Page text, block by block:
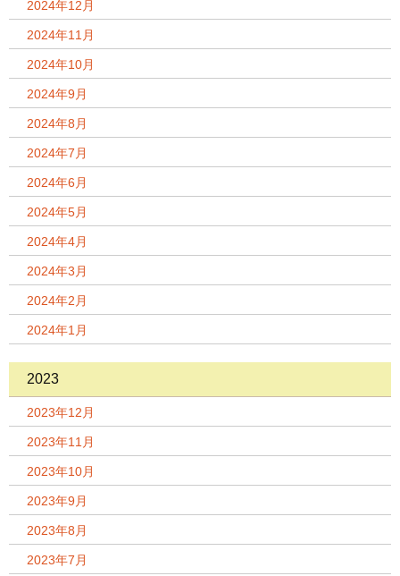
2024年12月
2024年11月
2024年10月
2024年9月
2024年8月
2024年7月
2024年6月
2024年5月
2024年4月
2024年3月
2024年2月
2024年1月
2023
2023年12月
2023年11月
2023年10月
2023年9月
2023年8月
2023年7月